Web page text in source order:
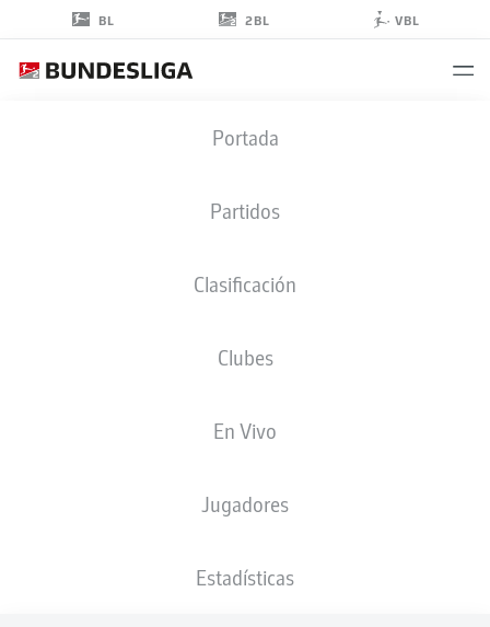
BL 2BL VBL
Portada
Partidos
Clasificación
Clubes
En Vivo
Jugadores
Estadísticas
18.10.2007
TAMAÑO